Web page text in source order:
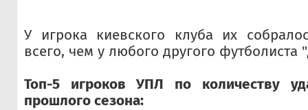
У игрока киевского клуба их
всего, чем у любого другого футболиста
Топ-5 игроков УПЛ по количеству
прошлого сезона: